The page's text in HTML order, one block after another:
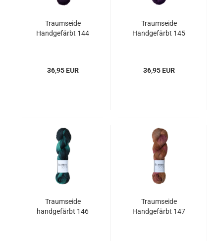
Traumseide
Handgefärbt 144
36,95 EUR
Traumseide
Handgefärbt 145
36,95 EUR
Traumseide
handgefärbt 146
Traumseide
Handgefärbt 147